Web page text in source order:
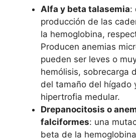
Alfa y beta talasemia:
producción de las
la hemoglobina,
Producen anemias
pueden ser leves o
hemólisis, sobrecarga
del tamaño del hígado
hipertrofia medular.
Drepanocitosis o
falciformes: una
beta de la